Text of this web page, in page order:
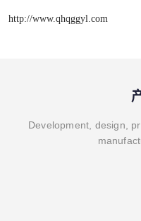
http://www.qhqggyl.com
Development, design,